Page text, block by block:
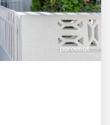
porovnat